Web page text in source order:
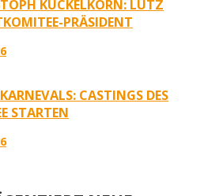
KUCKELKORN: LUTZ
PRÄSIDENT
CASTINGS DES
STARTEN